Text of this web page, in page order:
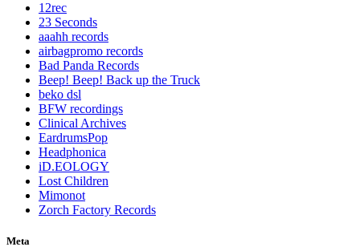
12rec
23 Seconds
aaahh records
airbagpromo records
Bad Panda Records
Beep! Beep! Back up the Truck
beko dsl
BFW recordings
Clinical Archives
EardrumsPop
Headphonica
iD.EOLOGY
Lost Children
Mimonot
Zorch Factory Records
Meta